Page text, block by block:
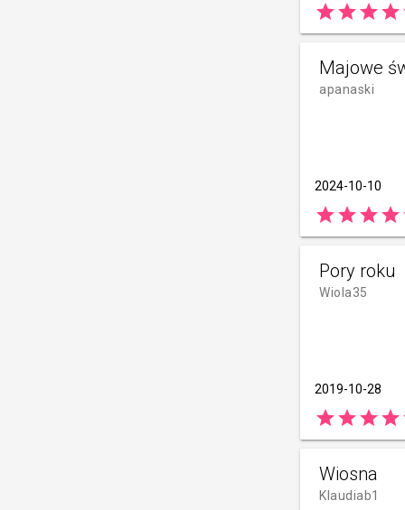
starstarstarstar
Majowe
apanaski
2024-10-10
starstarstarstar
Pory roku
Wiola35
2019-10-28
starstarstarstar
Wiosna
Klaudiab1